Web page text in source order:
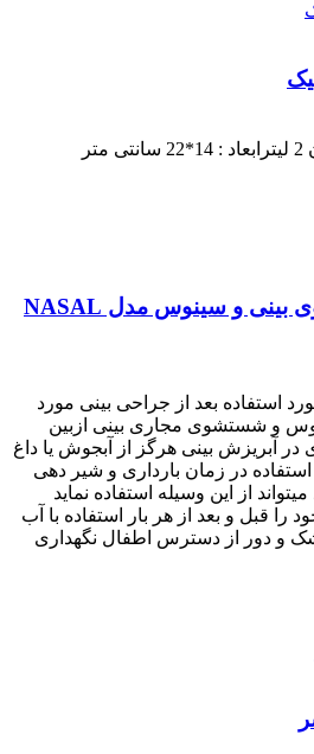
سینواش ست شستشوی بینی و سینوس مدل NASAL
استفاده بعد از جراحی بینی مورد
و شستشوی مجاری بینی ازبین
در آبریزش بینی هرگز از آبجوش یا داغ
استفاده در زمان بارداری و شیر دهی
از این وسیله استفاده نماید
قبل و بعد از هر بار استفاده با آب
و دور از دسترس اطفال نگهداری